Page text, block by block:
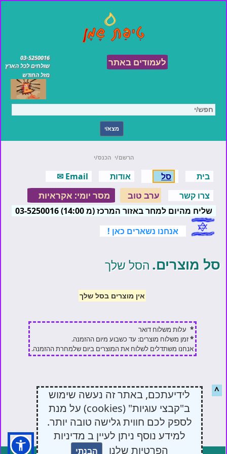
03-5250016
שולחים לכל הארץ
מזל החודש
לעמודים באתר
הרשם/י הכנס/י
בית סל אודות
Email ✉
צרו קשר
ערב טוב מסר יומי: אקראיות
שליח מהיום למחר באזור המרכז (מ 14:00) 03-5250016
אנחנו נשארים כאן !
סל מוצרים. הסל שלך
אין מוצרים בסל שלך
* עלות משלוח דואר
*זמן משלוח מוצרים: עד כשבוע מיום ההזמנה.
אנחנו משתדלים לשלוח את המוצרים ביום שלמחרת ההזמנה.
^
לידיעתכם, באתר זה נעשה שימוש
ב"קבצי עוגיות" (cookies) על מנת
לספק לכם חווית גלישה טובה יותר.
למידע נוסף ניתן לעיין ב מדיניות
הפרטיות שלנו
הבנתי